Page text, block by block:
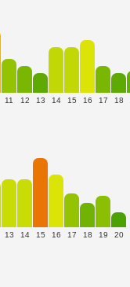
11 12 13 14 15 16 17 18
13 14 15 16 17 18 19 20